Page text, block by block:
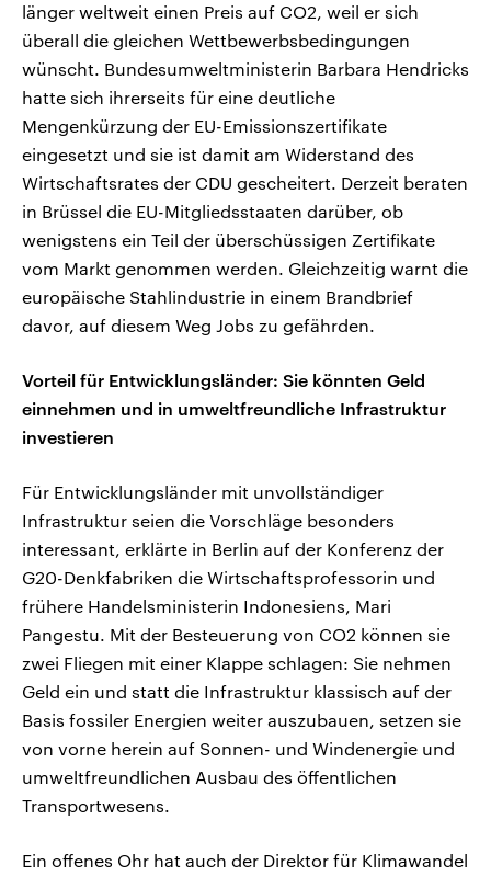
länger weltweit einen Preis auf CO2, weil er sich
überall die gleichen Wettbewerbsbedingungen
wünscht. Bundesumweltministerin Barbara Hendricks
hatte sich ihrerseits für eine deutliche
Mengenkürzung der EU-Emissionszertifikate
eingesetzt und sie ist damit am Widerstand des
Wirtschaftsrates der CDU gescheitert. Derzeit beraten
in Brüssel die EU-Mitgliedsstaaten darüber, ob
wenigstens ein Teil der überschüssigen Zertifikate
vom Markt genommen werden. Gleichzeitig warnt die
europäische Stahlindustrie in einem Brandbrief
davor, auf diesem Weg Jobs zu gefährden.
Vorteil für Entwicklungsländer: Sie könnten Geld
einnehmen und in umweltfreundliche Infrastruktur
investieren
Für Entwicklungsländer mit unvollständiger
Infrastruktur seien die Vorschläge besonders
interessant, erklärte in Berlin auf der Konferenz der
G20-Denkfabriken die Wirtschaftsprofessorin und
frühere Handelsministerin Indonesiens, Mari
Pangestu. Mit der Besteuerung von CO2 können sie
zwei Fliegen mit einer Klappe schlagen: Sie nehmen
Geld ein und statt die Infrastruktur klassisch auf der
Basis fossiler Energien weiter auszubauen, setzen sie
von vorne herein auf Sonnen- und Windenergie und
umweltfreundlichen Ausbau des öffentlichen
Transportwesens.
Ein offenes Ohr hat auch der Direktor für Klimawandel